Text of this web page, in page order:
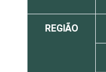
REGIÃO